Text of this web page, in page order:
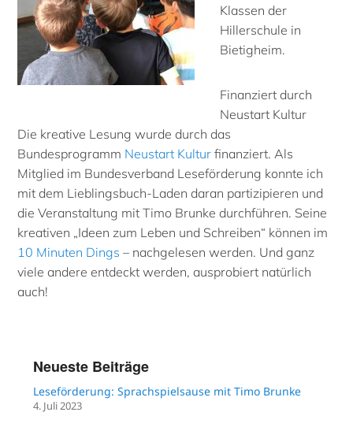
Klassen der
Hillerschule in
Bietigheim.
Finanziert durch
Neustart Kultur
Die kreative Lesung wurde durch das
Bundesprogramm Neustart Kultur finanziert. Als
Mitglied im Bundesverband Leseförderung konnte ich
mit dem Lieblingsbuch-Laden daran partizipieren und
die Veranstaltung mit Timo Brunke durchführen. Seine
kreativen „Ideen zum Leben und Schreiben“ können im
10 Minuten Dings – nachgelesen werden. Und ganz
viele andere entdeckt werden, ausprobiert natürlich
auch!
Neueste Beiträge
Leseförderung: Sprachspielsause mit Timo Brunke
4. Juli 2023